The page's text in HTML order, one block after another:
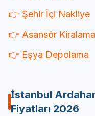
👉 Şehir İçi Nakliye
👉 Asansör Kiralama
👉 Eşya Depolama
İstanbul
Fiyatları 2026